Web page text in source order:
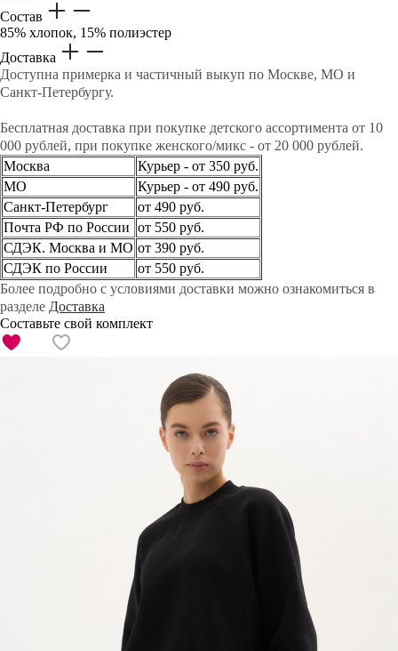
Состав
85% хлопок, 15% полиэстер
Доставка
Доступна примерка и частичный выкуп по Москве, МО и
Санкт-Петербургу.
Бесплатная доставка при покупке детского ассортимента от 10
000 рублей, при покупке женского/микс - от 20 000 рублей.
Москва
Курьер - от 350 руб.
МО
Курьер - от 490 руб.
Санкт-Петербург
от 490 руб.
Почта РФ по России от 550 руб.
СДЭК. Москва и МО от 390 руб.
СДЭК по России
от 550 руб.
Более подробно с условиями доставки можно ознакомиться в
разделе Доставка
Составьте свой комплект